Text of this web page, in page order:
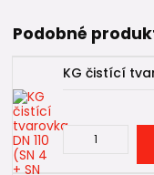
Podobné
KG čistící